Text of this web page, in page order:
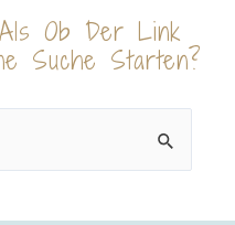
Ob Der Link
Suche Starten?